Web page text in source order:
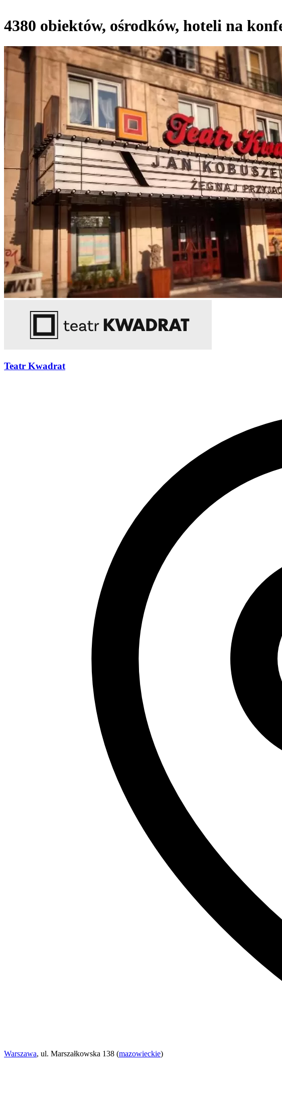
4380 obiektów, ośrodków, hoteli na
Teatr Kwadrat
Warszawa, ul. Marszałkowska 138 (mazowieckie)